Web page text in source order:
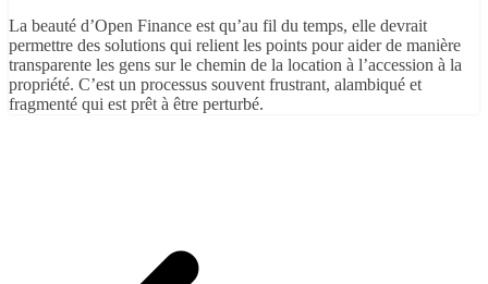
La beauté d’Open Finance est qu’au fil du temps, elle devrait
permettre des solutions qui relient les points pour aider de manière
transparente les gens sur le chemin de la location à l’accession à la
propriété. C’est un processus souvent frustrant, alambiqué et
fragmenté qui est prêt à être perturbé.